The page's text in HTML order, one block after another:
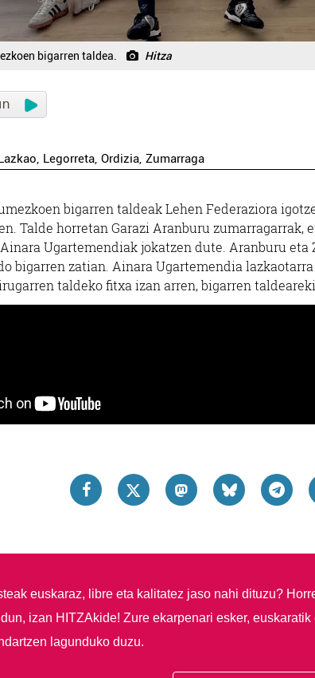
bigarren taldea. Hitza
Legorreta Ordizia Zumarraga
bigarren taldeak Lehen Federaziora
Talde horretan Garazi Aranburu zumarragarrak,
Ugartemendiak jokatzen dute. Aranburu
bigarren zatian. Ainara Ugartemendia
taldeko fitxa izan arren, bigarren
euskaraz, libre eta kalitatez jaso nahi dituzu?
izan HITZAkide! Zure ekarpenari esker,
lagunduko duzu.